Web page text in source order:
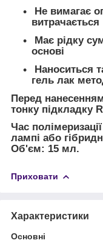
Не вимагає
витрачається
Має рідку
основі
Наноситься
гель лак
Перед
тонку підкладку
Час
лампі або
Об'єм: 15 мл.
Приховати
Характеристики
Основні